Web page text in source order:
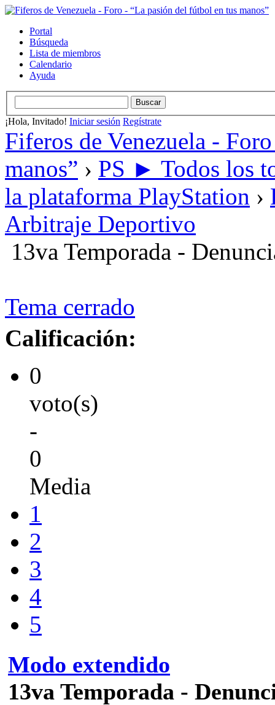
Portal
Búsqueda
Lista de miembros
Calendario
Ayuda
¡Hola, Invitado! Iniciar sesión Regístrate
Fiferos de Venezuela -
manos” › PS ► Todos los
la plataforma PlayStation ›
Arbitraje Deportivo
13va Temporada -
Tema cerrado
Calificación:
0
voto(s)
-
0
Media
1
2
3
4
5
Modo extendido
13va Temporada -